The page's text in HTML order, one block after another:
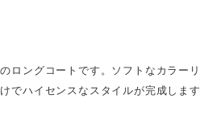
ロングコートです。ソフトなカラー
でハイセンスなスタイルが完成しま